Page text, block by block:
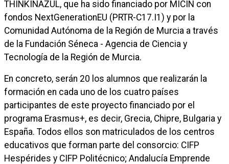
THINKINAZUL, que ha sido financiado por MICIN con
fondos NextGenerationEU (PRTR-C17.I1) y por la
Comunidad Autónoma de la Región de Murcia a través
de la Fundación Séneca - Agencia de Ciencia y
Tecnología de la Región de Murcia.
En concreto, serán 20 los alumnos que realizarán la
formación en cada uno de los cuatro países
participantes de este proyecto financiado por el
programa Erasmus+, es decir, Grecia, Chipre, Bulgaria y
España. Todos ellos son matriculados de los centros
educativos que forman parte del consorcio: CIFP
Hespérides y CIFP Politécnico; Andalucía Emprende